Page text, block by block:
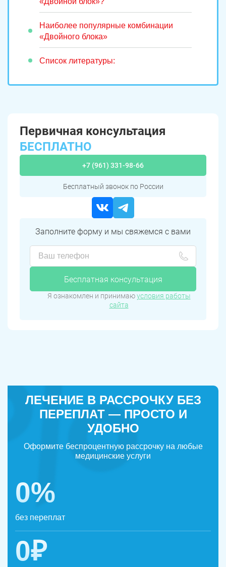
Наиболее популярные комбинации
«Двойного блока»
Список литературы:
Первичная консультация
БЕСПЛАТНО
+7 (961) 331-98-66
Бесплатный звонок по России
Заполните форму и мы свяжемся с вами
Бесплатная консультация
Я ознакомлен и принимаюусловия работы
сайта
ЛЕЧЕНИЕ В РАССРОЧКУ БЕЗ
ПЕРЕПЛАТ — ПРОСТО И
УДОБНО
Оформите беспроцентную рассрочку на любые
медицинские услуги
0%
без переплат
0₽